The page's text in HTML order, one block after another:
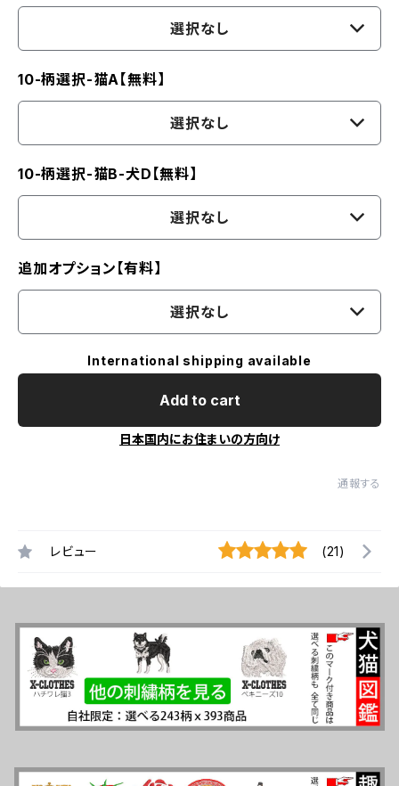
選択なし
10-柄選択-猫A【無料】
選択なし
10-柄選択-猫B-犬D【無料】
選択なし
追加オプション【有料】
選択なし
International shipping available
Add to cart
日本国内にお住まいの方向け
通報する
レビュー (21)